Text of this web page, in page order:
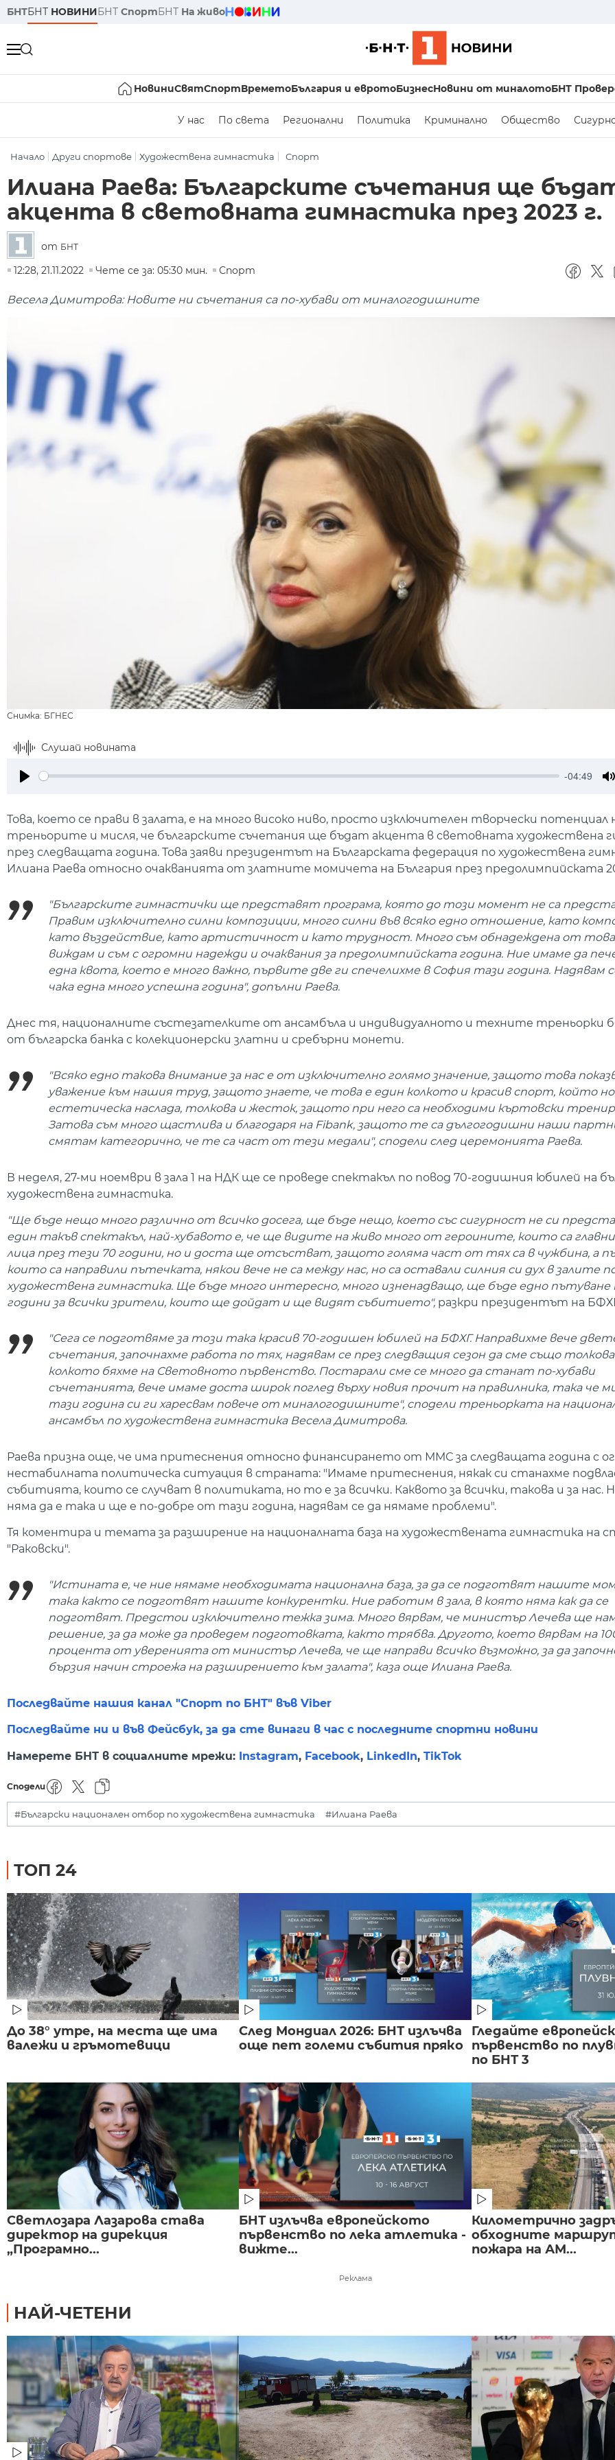
БНТБНТ НОВИНИБНТ СпортБНТ На живо
НовиниСвятСпортВреметоБългария и евротоБизнесНовини от миналотоБНТ
У нас По света Регионални Политика Криминално Общество
Начало Други спортове Художествена гимнастика Спорт
Илиана Раева: Българските съчетания ще
акцента в световната гимнастика през 2023 г.
от БНТ
12:28, 21.11.2022
Чете се за: 05:30 мин. Спорт
Весела Димитрова: Новите ни съчетания са по-хубави от миналогодишните
Снимка: БГНЕС
Слушай новината
-04:49
Това, което се прави в залата, е на много високо ниво, просто изключителен творчески потенциал
треньорите и мисля, че българските съчетания ще бъдат акцента в световната художествена
през следващата година. Това заяви президентът на Българската федерация по художествена
Илиана Раева относно очакванията от златните момичета на България през предолимпийската
"Българските гимнастички ще представят програма, която до този момент не са
Правим изключително силни композиции, много силни във всяко едно отношение, като
като въздействие, като артистичност и като трудност. Много съм обнадеждена от
виждам и съм с огромни надежди и очаквания за предолимпийската година. Ние имаме да
една квота, което е много важно, първите две ги спечелихме в София тази година. Надявам
чака една много успешна година", допълни Раева.
Днес тя, националните състезателките от ансамбъла и индивидуалното и техните треньорки
от българска банка с колекционерски златни и сребърни монети.
"Всяко едно такова внимание за нас е от изключително голямо значение, защото това
уважение към нашия труд, защото знаете, че това е един колкото и красив спорт, който
естетическа наслада, толкова и жесток, защото при него са необходими къртовски
Затова съм много щастлива и благодаря на Fibank, защото те са дългогодишни наши
смятам категорично, че те са част от тези медали", сподели след церемонията Раева.
В неделя, 27-ми ноември в зала 1 на НДК ще се проведе спектакъл по повод 70-годишния юбилей на
художествена гимнастика.
"Ще бъде нещо много различно от всичко досега, ще бъде нещо, което със сигурност не си
един такъв спектакъл, най-хубавото е, че ще видите на живо много от героините, които са
лица през тези 70 години, но и доста ще отсъстват, защото голяма част от тях са в чужбина, а
които са направили пътечката, някои вече не са между нас, но са оставали силния си дух в залите
художествена гимнастика. Ще бъде много интересно, много изненадващо, ще бъде едно пътуване
години за всички зрители, които ще дойдат и ще видят събитието", разкри президентът на
"Сега се подготвяме за този така красив 70-годишен юбилей на БФХГ. Направихме вече
съчетания, започнахме работа по тях, надявам се през следващия сезон да сме също
колкото бяхме на Световното първенство. Постарали сме се много да станат по-хубави
съчетанията, вече имаме доста широк поглед върху новия прочит на правилника, така че
тази година си ги харесвам повече от миналогодишните", сподели треньорката на
ансамбъл по художествена гимнастика Весела Димитрова.
Раева призна още, че има притеснения относно финансирането от ММС за следващата година с
нестабилната политическа ситуация в страната: "Имаме притеснения, някак си станахме
събитията, които се случват в политиката, но то е за всички. Каквото за всички, такова и за нас.
няма да е така и ще е по-добре от тази година, надявам се да нямаме проблеми".
Тя коментира и темата за разширение на националната база на художествената гимнастика на
"Раковски".
"Истината е, че ние нямаме необходимата национална база, за да се подготвят нашите
така както се подготвят нашите конкурентки. Ние работим в зала, в която няма как да се
подготвят. Предстои изключително тежка зима. Много вярвам, че министър Лечева ще
решение, за да може да проведем подготовката, както трябва. Другото, което вярвам на
процента от уверенията от министър Лечева, че ще направи всичко възможно, за да
бързия начин строежа на разширението към залата", каза още Илиана Раева.
Последвайте нашия канал "Спорт по БНТ" във Viber
Последвайте ни и във Фейсбук, за да сте винаги в час с последните спортни новини
Намерете БНТ в социалните мрежи: Instagram, Facebook, LinkedIn, TikTok
Сподели
#Български национален отбор по художествена гимнастика #Илиана Раева
ТОП 24
До 38° утре, на места ще има
валежи и гръмотевици
След Мондиал 2026: БНТ излъчва
още пет големи събития пряко
Гледайте
първенство по
по БНТ 3
Светлозара Лазарова става
директор на дирекция
„Програмно...
БНТ излъчва европейското
първенство по лека атлетика -
вижте...
Километрично
обходните
пожара на АМ...
Реклама
НАЙ-ЧЕТЕНИ